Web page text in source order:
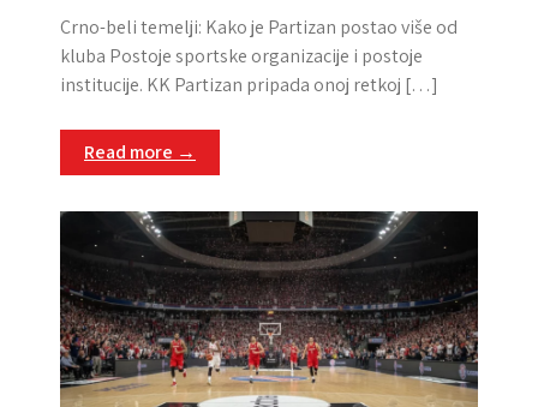
Crno-beli temelji: Kako je Partizan postao više od
kluba Postoje sportske organizacije i postoje
institucije. KK Partizan pripada onoj retkoj […]
Read more →